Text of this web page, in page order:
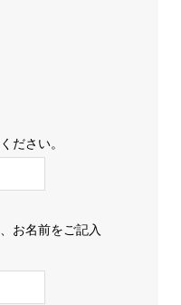
ださい。
お名前をご記入